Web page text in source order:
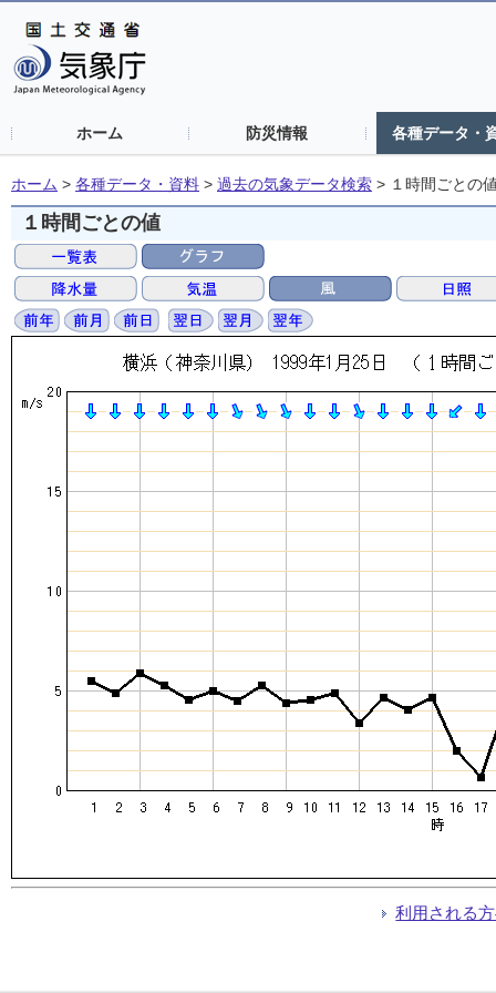
ホーム 防災情報 各種データ・
ホーム > 各種データ・資料 > 過去の気象データ検索 > １時間ごとの
１時間ごとの値
利用される